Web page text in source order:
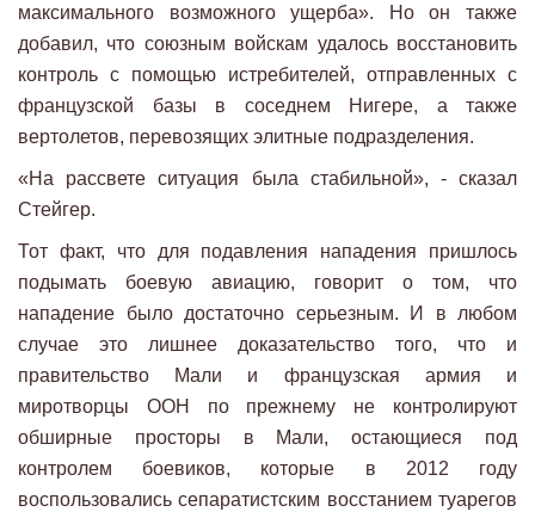
максимального возможного ущерба». Но он также
добавил, что союзным войскам удалось восстановить
контроль с помощью истребителей, отправленных с
французской базы в соседнем Нигере, а также
вертолетов, перевозящих элитные подразделения.
«На рассвете ситуация была стабильной», - сказал
Стейгер.
Тот факт, что для подавления нападения пришлось
подымать боевую авиацию, говорит о том, что
нападение было достаточно серьезным. И в любом
случае это лишнее доказательство того, что и
правительство Мали и французская армия и
миротворцы ООН по прежнему не контролируют
обширные просторы в Мали, остающиеся под
контролем боевиков, которые в 2012 году
воспользовались сепаратистским восстанием туарегов